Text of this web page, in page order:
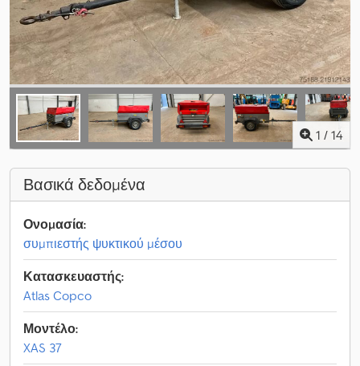
1 / 14
Βασικά δεδομένα
Ονομασία:
συμπιεστής ψυκτικού μέσου
Κατασκευαστής:
Atlas Copco
Μοντέλο:
XAS 37